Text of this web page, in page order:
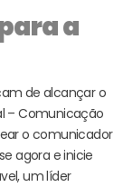
a
de alcançar o
– Comunicação
o comunicador
agora e inicie
um líder